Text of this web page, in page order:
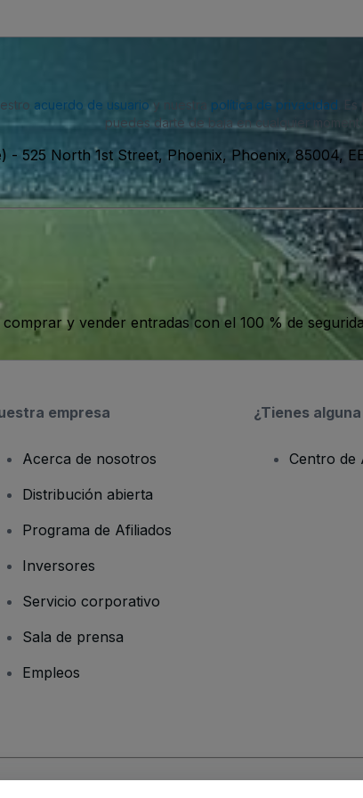
acuerdo de usuario y nuestra política de privacidad .
puedes darte de baja en cualquier momento.
- 525 North 1st Street, Phoenix, Phoenix, 85004,
y vender entradas con el 100 % de
empresa
Acerca de nosotros
Distribución abierta
Programa de Afiliados
Inversores
Servicio corporativo
Sala de prensa
Empleos
¿Tienes
Centro de